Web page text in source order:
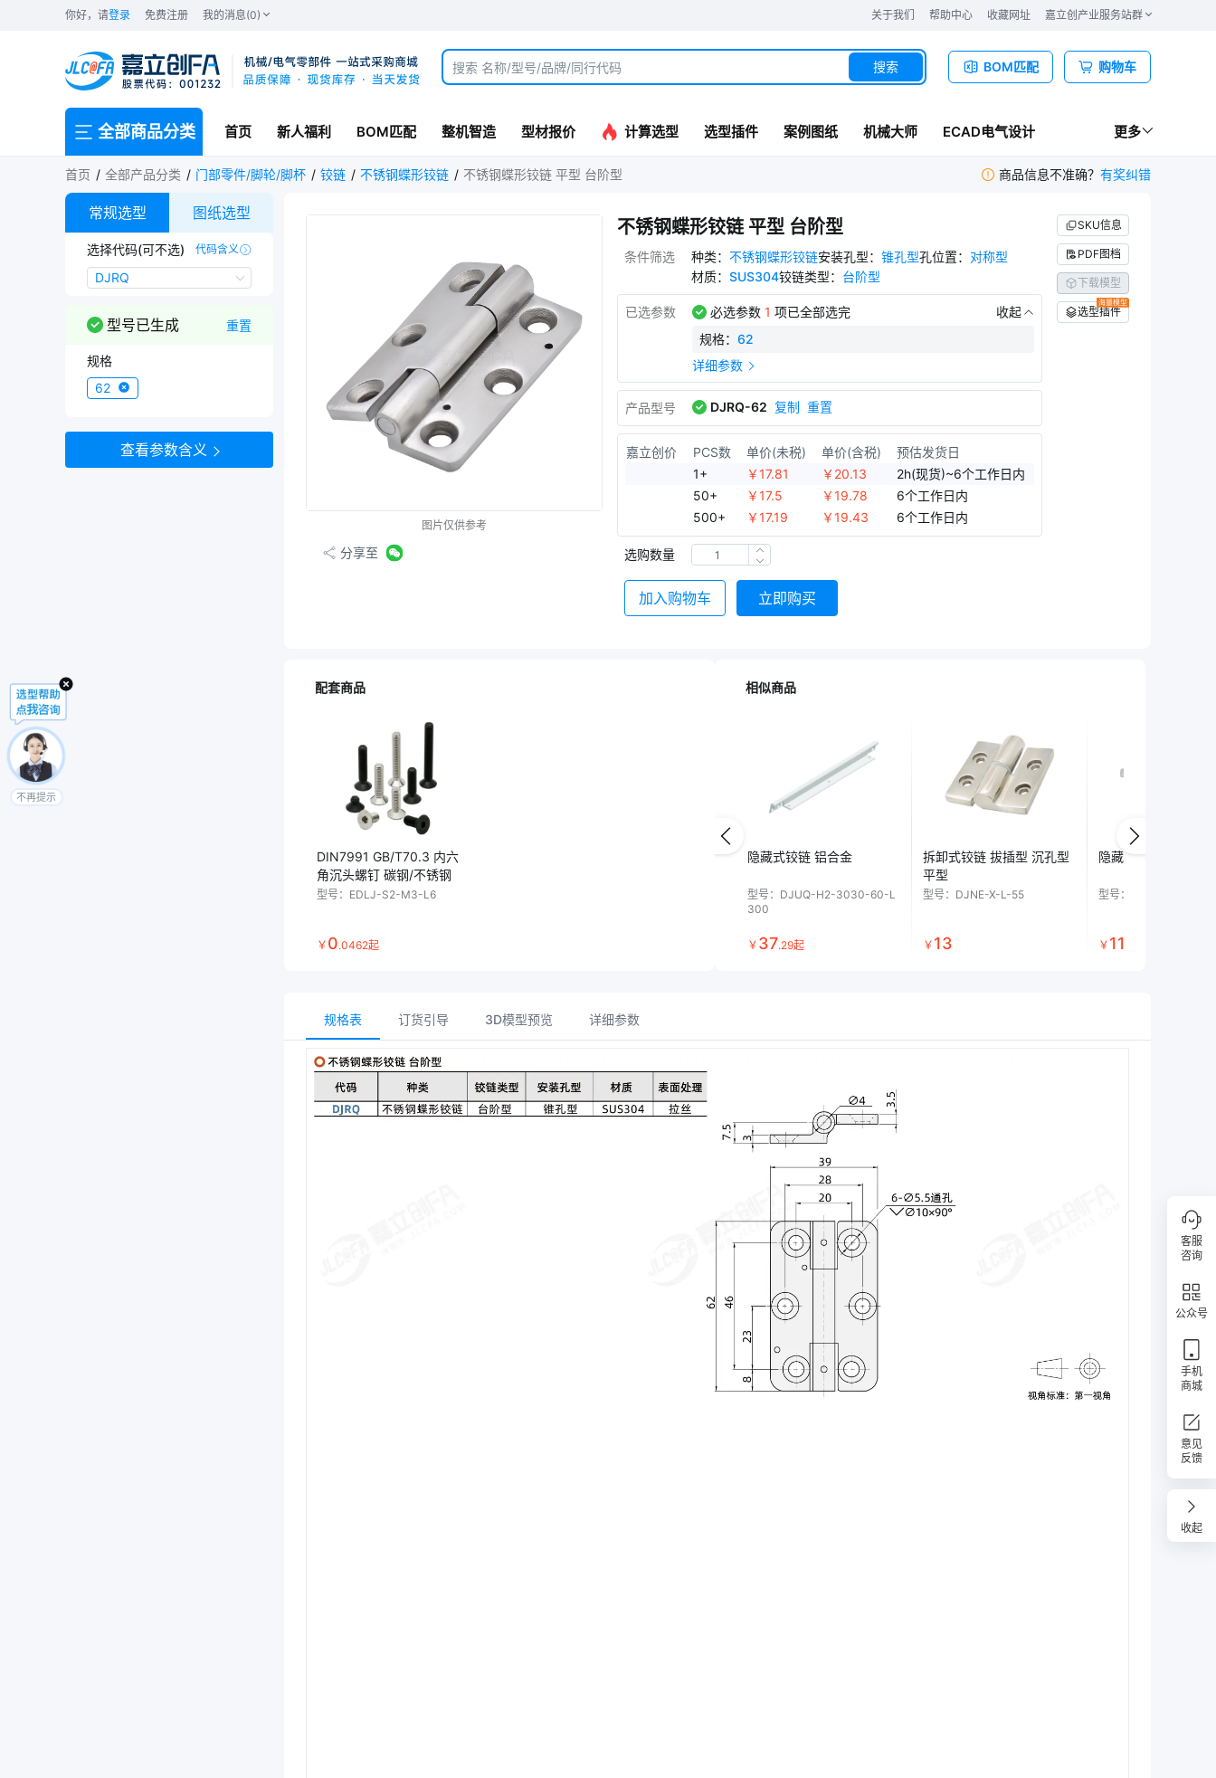
你好，请登录 免费注册 我的消息(0) 关于我们 帮助中心 收藏网址 嘉立创产业服务站群
BOM匹配 购物车
搜索
全部商品分类 首页 新人福利 BOM匹配 整机智造 型材报价 计算选型 选型插件 案例图纸 机械大师 ECAD电气设计 更多
首页 全部产品分类 门部零件/脚轮/脚杯 铰链 不锈钢蝶形铰链 不锈钢蝶形铰链 平型 台阶型 商品信息不准确？ 有奖纠错
常规选型 图纸选型
选择代码(可不选) 代码含义
DJRQ
DJRQ
型号已生成 重置
规格
62
查看参数含义
图片仅供参考
分享至
不锈钢蝶形铰链 平型 台阶型
条件筛选 种类： 不锈钢蝶形铰链安装孔型： 锥孔型孔位置： 对称型
材质： SUS304铰链类型： 台阶型
已选参数 必选参数 1 项已全部选完
收起
规格： 62
详细参数
产品型号 DJRQ-62 复制 重置
嘉立创价 PCS数 单价(未税) 单价(含税)
预估发货日
1+
￥17.81 ￥ 20.13
2h(现货)~6个工作日内
50+
￥17.5 ￥19.78
6个工作日内
500+
￥17.19 ￥19.43 6个工作日内
选购数量
加入购物车 立即购买
SKU信息
PDF图档
下载模型
海量模型
选型插件
配套商品
DIN7991 GB/T70.3 内六
角沉头螺钉 碳钢/不锈钢
型号： EDLJ-S2-M3-L6
￥ 0.0462起
相似商品
隐藏式铰链 铝合金
型号： DJUQ-H2-3030-60-L
300
￥ 37.29起
拆卸式铰链 拔插型 沉孔型
平型
型号： DJNE-X-L-55
￥ 13
隐藏式铰链 工字型·
型号：
￥ 11
规格表 订货引导 3D模型预览 详细参数
不再提示
客服
咨询
公众号
手机
商城
意见
反馈
收起